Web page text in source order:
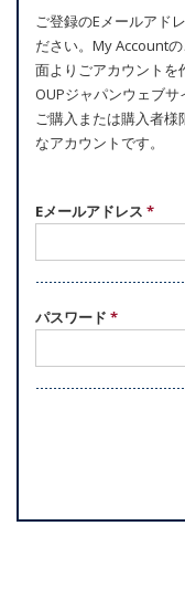
マ
リ
ー
タ
ブ
ご登録のEメールアド
ださい。My Account
面よりごアカウントを
OUPジャパンウェブ
ご購入または購入者
なアカウントです。
Eメールアドレス *
パスワード *